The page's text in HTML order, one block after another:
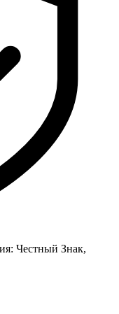
Честный Знак,